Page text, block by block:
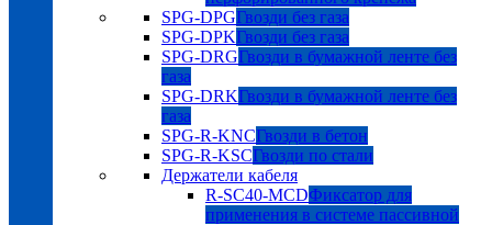
SPG-DPGГвозди без газа
SPG-DPKГвозди без газа
SPG-DRGГвозди в бумажной ленте без
газа
SPG-DRKГвозди в бумажной ленте без
газа
SPG-R-KNCГвозди в бетон
SPG-R-KSCГвозди по стали
Держатели кабеля
R-SC40-MCDФиксатор для
применения в системе пассивной